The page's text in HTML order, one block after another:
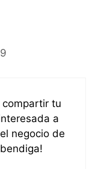
compartir tu
a
negocio de